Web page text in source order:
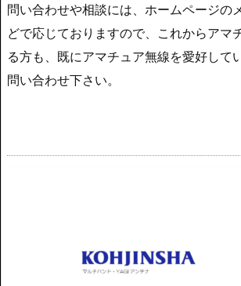
問い合わせや相談には、ホームページの
どで応じておりますので、これからアマ
る方も、既にアマチュア無線を愛好して
問い合わせ下さい。
MB1 EXPERT